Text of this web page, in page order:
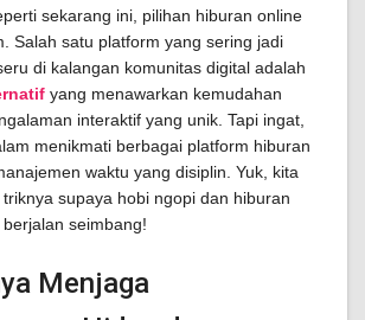
sekarang ini, pilihan hiburan online
Salah satu platform yang sering jadi
di kalangan komunitas digital adalah
yang menawarkan kemudahan
interaktif yang unik. Tapi ingat,
menikmati berbagai platform hiburan
waktu yang disiplin. Yuk, kita
supaya hobi ngopi dan hiburan
seimbang!
Menjaga